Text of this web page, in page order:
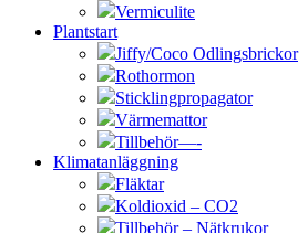
Vermiculite
Plantstart
Jiffy/Coco Odlingsbrickor
Rothormon
Sticklingpropagator
Värmemattor
Tillbehör—-
Klimatanläggning
Fläktar
Koldioxid – CO2
Tillbehör – Nätkrukor